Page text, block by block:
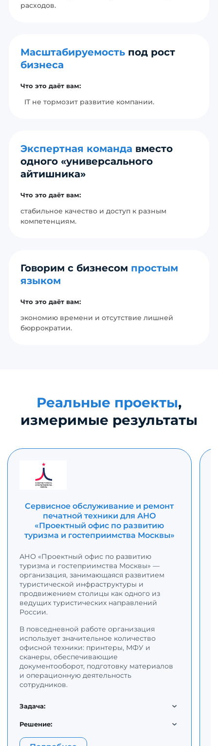
расходов.
Масштабируемость под рост
бизнеса
Что это даёт вам:
IT не тормозит развитие компании.
Экспертная команда вместо
одного «универсального
айтишника»
Что это даёт вам:
стабильное качество и доступ к разным
компетенциям.
Говорим с бизнесом простым
языком
Что это даёт вам:
экономию времени и отсутствие лишней
бюррократии.
Реальные проекты,
измеримые результаты
Сервисное обслуживание и ремонт
печатной техники для АНО
«Проектный офис по развитию
туризма и гостеприимства Москвы»
АНО «Проектный офис по развитию
туризма и гостеприимства Москвы» —
организация, занимающаяся развитием
туристической инфраструктуры и
продвижением столицы как одного из
ведущих туристических направлений
России.
В повседневной работе организация
использует значительное количество
офисной техники: принтеры, МФУ и
сканеры, обеспечивающие
документооборот, подготовку материалов
и операционную деятельность
сотрудников.
Задача:
Решение: